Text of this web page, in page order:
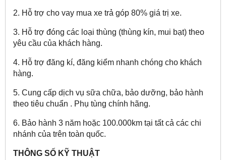
2. Hỗ trợ cho vay mua xe trả góp 80% giá trị xe.
3. Hỗ trợ đóng các loại thùng (thùng kín, mui bạt) theo
yêu cầu của khách hàng.
4. Hỗ trợ đăng kí, đăng kiểm nhanh chóng cho khách
hàng.
5. Cung cấp dịch vụ sữa chữa, bảo dưỡng, bảo hành
theo tiêu chuẩn . Phụ tùng chính hãng.
6. Bảo hành 3 năm hoặc 100.000km tại tất cả các chi
nhánh của trên toàn quốc.
THÔNG SỐ KỸ THUẬT